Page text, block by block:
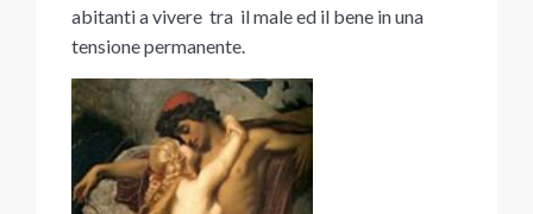
abitanti a vivere tra il male ed il bene in una
tensione permanente.